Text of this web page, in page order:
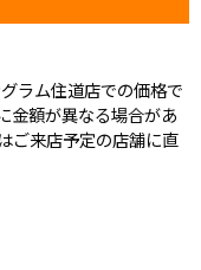
ラム住道店での価格で
金額が異なる場合があ
ご来店予定の店舗に直